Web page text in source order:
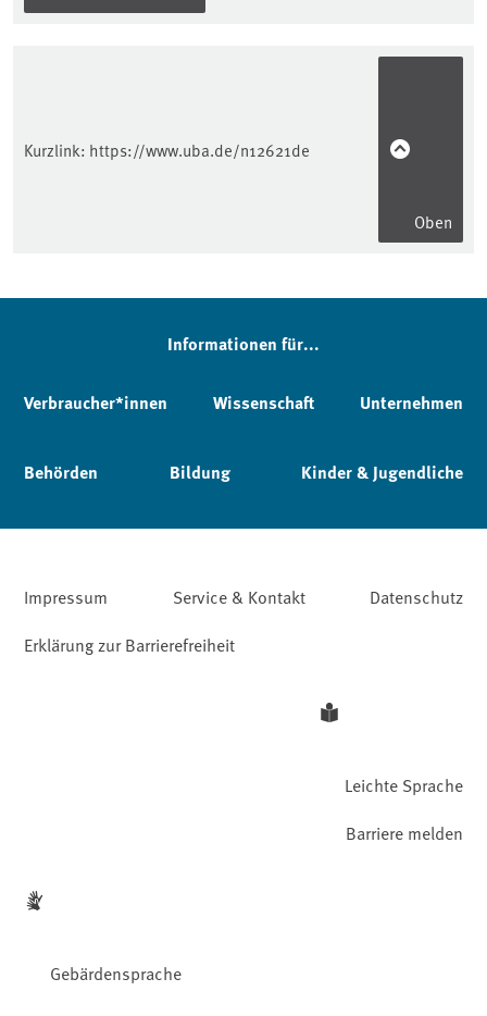
Kurzlink: https://www.uba.de/n12621de
Oben
Informationen für...
Verbraucher*innen Wissenschaft Unternehmen
Behörden Bildung Kinder & Jugendliche
Impressum Service & Kontakt
Datenschutz
Erklärung zur Barrierefreiheit
Leichte Sprache
Gebärdensprache
Barriere melden